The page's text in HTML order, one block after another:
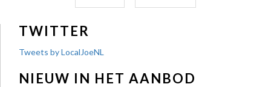
TWITTER
Tweets by LocalJoeNL
NIEUW IN HET AANBOD